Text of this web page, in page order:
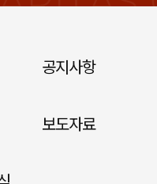
공지사항
보도자료